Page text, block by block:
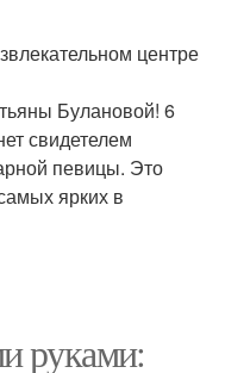
центре
Булановой! 6
свидетелем
певицы. Это
ярких в
руками: